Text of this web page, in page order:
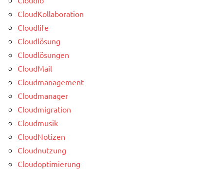
CloudKollaboration
Cloudlife
Cloudlösung
Cloudlösungen
CloudMail
Cloudmanagement
Cloudmanager
Cloudmigration
Cloudmusik
CloudNotizen
Cloudnutzung
Cloudoptimierung